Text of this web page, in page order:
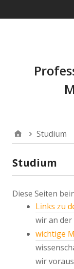
Studium
Studium
Diese Seiten
Links zu
wir an
wichtige
wir